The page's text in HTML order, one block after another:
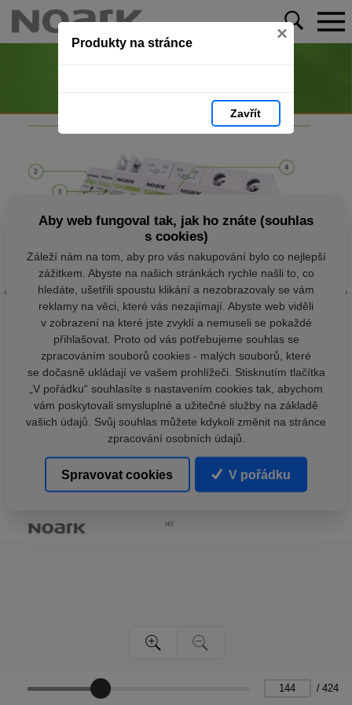
Produkty na stránce ×
Zavřít
/ 424
Aby web fungoval tak, jak ho znáte (souhlas
s cookies)
Záleží nám na tom, aby pro vás nakupování bylo co nejlepší
zážitkem. Abyste na našich stránkách rychle našli to, co
hledáte, ušetřili spoustu klikání a nezobrazovaly se vám
reklamy na věci, které vás nezajímají. Abyste web viděli
v zobrazení na které jste zvyklí a nemuseli se pokaždé
přihlašovat. Proto od vás potřebujeme souhlas se
zpracováním souborů cookies - malých souborů, které
se dočasně ukládají ve vašem prohlížeči. Stisknutím tlačítka
„V pořádku“ souhlasíte s nastavením cookies tak, abychom
vám poskytovali smysluplné a užitečné služby na základě
vašich údajů. Svůj souhlas můžete kdykoli změnit na stránce
zpracování osobních údajů.
Spravovat cookies V pořádku